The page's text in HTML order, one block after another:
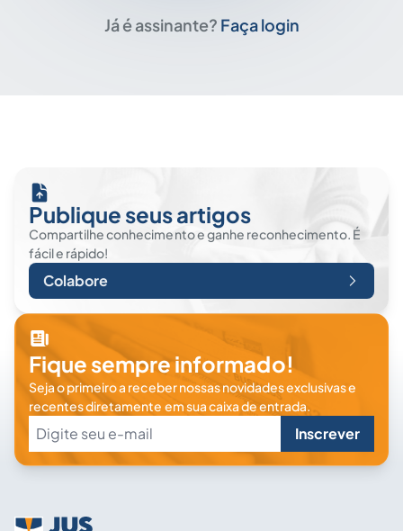
Já é assinante? Faça login
Publique seus artigos
Compartilhe conhecimento e ganhe reconhecimento. É
fácil e rápido!
Colabore
Fique sempre informado!
Seja o primeiro a receber nossas novidades exclusivas e
recentes diretamente em sua caixa de entrada.
Inscrever